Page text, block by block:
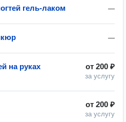
—
гель-лаком
—
от 200 ₽
за услугу
на руках
от 200 ₽
за услугу